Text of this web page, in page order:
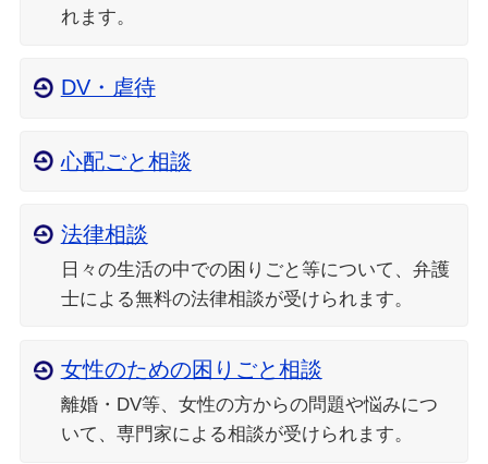
れます。
DV・虐待
心配ごと相談
法律相談
日々の生活の中での困りごと等について、弁護
士による無料の法律相談が受けられます。
女性のための困りごと相談
離婚・DV等、女性の方からの問題や悩みにつ
いて、専門家による相談が受けられます。